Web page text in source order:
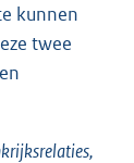
kunnen
twee